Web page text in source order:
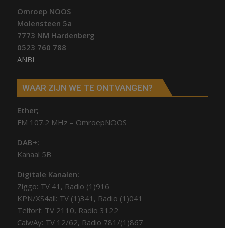
Omroep NOOS
Molensteen 5a
7773 NM Hardenberg
0523 760 788
ANBI
WAAR ZIJN WE TE ONTVANGEN?
Ether;
FM 107.2 MHz – OmroepNOOS
DAB+:
Kanaal 5B
Digitale Kanalen:
Ziggo: TV 41, Radio (1)916
KPN/XS4all: TV (1)341, Radio (1)041
Telfort: TV 2110, Radio 3122
CaiwAy: TV 12/62, Radio 781/(1)867